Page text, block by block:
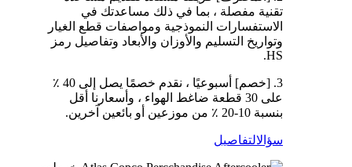
تقنية مفصلة ، بما في ذلك مساعدتك في
الاستفسارات النموذجية ومواصفات قطع الغيار
وتواريخ التسليم والأوزان والأبعاد وتفاصيل رمز
HS.
3. [خصم] أسبوعيًا ، نقدم خصمًا يصل إلى 40 ٪
على 30 قطعة ضاغط الهواء ، وأسعارنا أقل
بنسبة 10-20 ٪ من موزعين أو بائعين آخرين.
سؤالالتفاصيل